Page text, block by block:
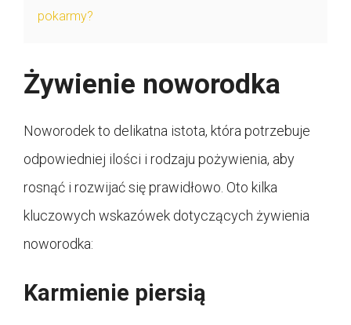
pokarmy?
Żywienie noworodka
Noworodek to delikatna istota, która potrzebuje
odpowiedniej ilości i rodzaju pożywienia, aby
rosnąć i rozwijać się prawidłowo. Oto kilka
kluczowych wskazówek dotyczących żywienia
noworodka:
Karmienie piersią